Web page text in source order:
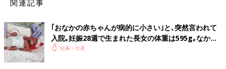
関連記事
｢おなかの赤ちゃんが病的に小さい｣と､突然言われて
入院｡妊娠28週で生まれた長女の体重は595g｡なかな
か会えない日々に涙した【低出生体重児】
妊娠・出産